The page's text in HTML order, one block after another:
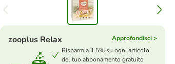
zooplus Relax
Approfondisci >
Risparmia il 5% su ogni articolo
del tuo abbonamento gratuito